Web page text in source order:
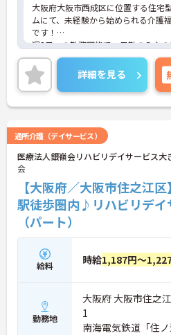
大阪府大阪市西成区に位置する住宅
ムにて、未経験から始められる介護
です！
週3日～の勤務可能で、日勤のみな
働ける環境が整っております！資格
ぜひ応募してみませんか？
ご興味ある方には、面接のポイント
細をお話致しますのでお気軽にご相
詳細を見る
通所介護（デイサービス）
医療法人銀嶺会リハビリデイサービス大
会
【大阪府／大阪市住之江
駅徒歩圏内♪リハビリデイ
（パート）
給料 時給1,187円～
勤務地
大阪府 大阪市住之
1
南海電気鉄道「住